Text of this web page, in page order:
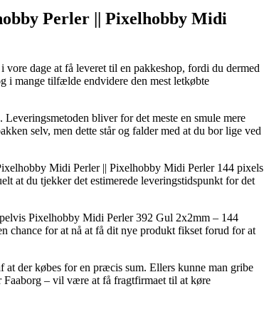
Perler || Pixelhobby Midi
dage at få leveret til en pakkeshop, fordi du dermed
i mange tilfælde endvidere den mest letkøbte
bliver for det meste en smule mere
selv, men dette står og falder med at du bor lige ved
Midi Perler || Pixelhobby Midi Perler 144 pixels
at du tjekker det estimerede leveringstidspunkt for det
Pixelhobby Midi Perler 392 Gul 2x2mm – 144
chance for at nå at få dit nye produkt fikset forud for at
der købes for en præcis sum. Ellers kunne man gribe
Faaborg – vil være at få fragtfirmaet til at køre